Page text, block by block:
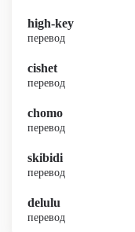
high-key
перевод
cishet
перевод
chomo
перевод
skibidi
перевод
delulu
перевод